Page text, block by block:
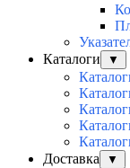
Каталоги
▼
Доставка
▼